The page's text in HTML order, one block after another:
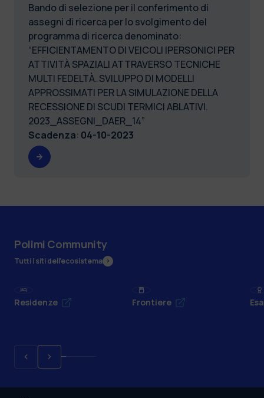
Bando di selezione per il conferimento di
assegni di ricerca per lo svolgimento del
programma di ricerca denominato:
“EFFICIENTAMENTO DI VEICOLI IPERSONICI PER
ATTIVITÀ SPAZIALI ATTRAVERSO TECNICHE
MULTI FEDELTÀ. SVILUPPO DI MODELLI
APPROSSIMATI PER LA SIMULAZIONE DELLA
RECESSIONE DI SCUDI TERMICI ABLATIVI.
2023_ASSEGNI_DAER_14”
Scadenza: 04-10-2023
Polimi Community
Tutti i siti dell’ecosistema
Residenze Frontiere